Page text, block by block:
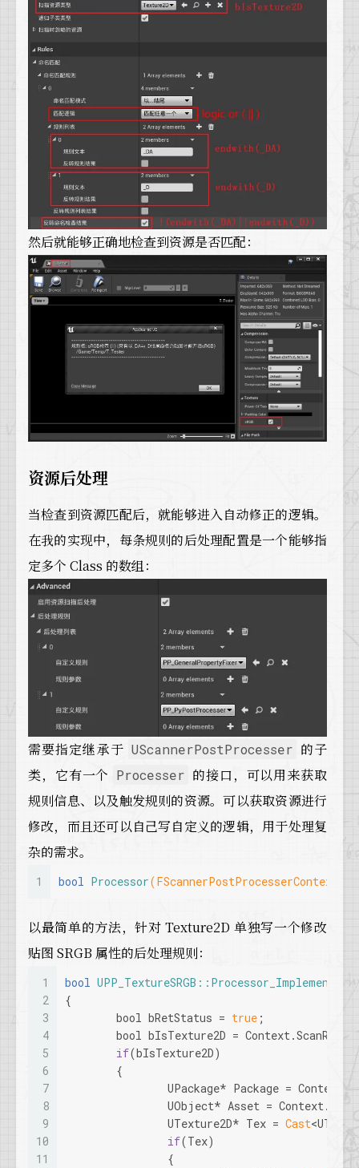
然后就能够正确地检查到资源是否匹配：
资源后处理
当检查到资源匹配后，就能够进入自动修正的逻辑。
在我的实现中，每条规则的后处理配置是一个能够指
定多个 Class 的数组：
需要指定继承于 UScannerPostProcesser 的子
类，它有一个 Processer 的接口，可以用来获取
规则信息、以及触发规则的资源。可以获取资源进行
修改，而且还可以自己写自定义的逻辑，用于处理复
杂的需求。
1 bool Processor(FScannerPostProcesserContext&
以最简单的方法，针对 Texture2D 单独写一个修改
贴图 SRGB 属性的后处理规则：
1
2
3
4
5
6
7
8
9
10
11
bool
{
bool bRetStatus = true ;
bool bIsTexture2D =
if(bIsTexture2D)
	{
UPackage* Package =
UObject* Asset =
		UTexture2D* Tex =
Cast
if(Tex)
		{